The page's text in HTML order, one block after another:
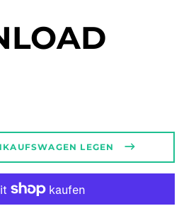
LEGEN